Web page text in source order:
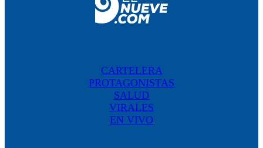
CARTELERA
PROTAGONISTAS
SALUD
VIRALES
EN VIVO